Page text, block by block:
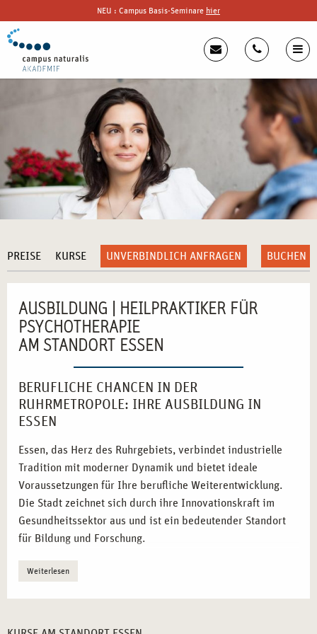
NEU : Campus Basis-Seminare hier
PREISE KURSE UNVERBINDLICH ANFRAGEN BUCHEN
AUSBILDUNG | HEILPRAKTIKER FÜR
PSYCHOTHERAPIE
AM STANDORT ESSEN
BERUFLICHE CHANCEN IN DER
RUHRMETROPOLE: IHRE AUSBILDUNG IN
ESSEN
Essen, das Herz des Ruhrgebiets, verbindet industrielle
Tradition mit moderner Dynamik und bietet ideale
Voraussetzungen für Ihre berufliche Weiterentwicklung.
Die Stadt zeichnet sich durch ihre Innovationskraft im
Gesundheitssektor aus und ist ein bedeutender Standort
für Bildung und Forschung.
Industrie trifft Innovation:
Wandel von der Industriekultur zur
Weiterlesen